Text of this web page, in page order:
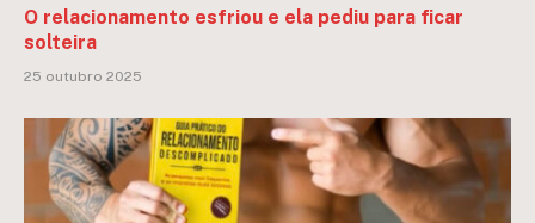
O relacionamento esfriou e ela pediu para ficar
solteira
25 outubro 2025